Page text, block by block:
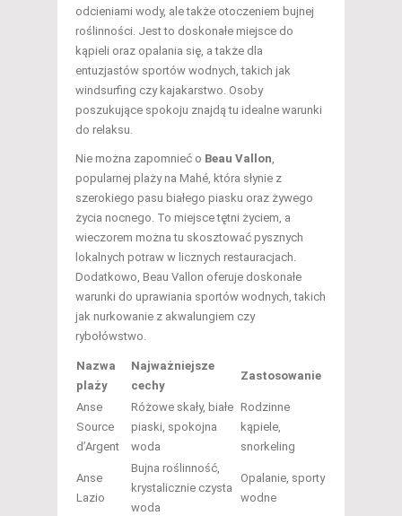
odcieniami wody, ale także otoczeniem bujnej
roślinności. Jest to doskonałe miejsce do
kąpieli oraz opalania się, a także dla
entuzjastów sportów wodnych, takich jak
windsurfing czy kajakarstwo. Osoby
poszukujące spokoju znajdą tu idealne warunki
do relaksu.
Nie można zapomnieć o Beau Vallon,
popularnej plaży na Mahé, która słynie z
szerokiego pasu białego piasku oraz żywego
życia nocnego. To miejsce tętni życiem, a
wieczorem można tu skosztować pysznych
lokalnych potraw w licznych restauracjach.
Dodatkowo, Beau Vallon oferuje doskonałe
warunki do uprawiania sportów wodnych, takich
jak nurkowanie z akwalungiem czy
rybołówstwo.
Nazwa
plaży
Najważniejsze
cechy
Zastosowanie
Anse
Source
d’Argent
Różowe skały, białe
piaski, spokojna
woda
Rodzinne
kąpiele,
snorkeling
Anse
Lazio
Bujna roślinność,
krystalicznie czysta
woda
Opalanie, sporty
wodne